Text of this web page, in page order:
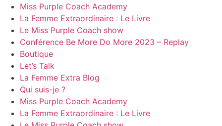
Miss Purple Coach Academy
La Femme Extraordinaire : Le Livre
Le Miss Purple Coach show
Conférence Be More Do More 2023 – Replay
Boutique
Let’s Talk
La Femme Extra Blog
Qui suis-je ?
Miss Purple Coach Academy
La Femme Extraordinaire : Le Livre